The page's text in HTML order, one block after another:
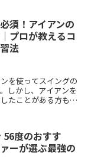
須！アイアンの
プロが教えるコ
法
を使ってスイングの
しかし、アイアンを
たことがある方も多
56度のおすす
ーが選ぶ最強の